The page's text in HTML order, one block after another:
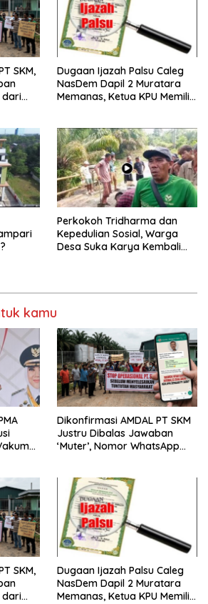
SKM,
dari
Dugaan Ijazah Palsu Caleg
NasDem Dapil 2 Muratara
Memanas, Ketua KPU Memilih
Perkokoh Tridharma dan
Kepedulian Sosial, Warga
Desa Suka Karya Kembali
kamu
Dikonfirmasi AMDAL PT SKM
Justru Dibalas Jawaban
‘Muter’, Nomor WhatsApp
SKM,
dari
Dugaan Ijazah Palsu Caleg
NasDem Dapil 2 Muratara
Memanas, Ketua KPU Memilih